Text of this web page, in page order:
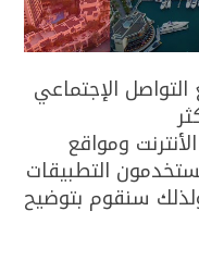
الإجتماعي
ومواقع
التطبيقات
سنقوم بتوضيح